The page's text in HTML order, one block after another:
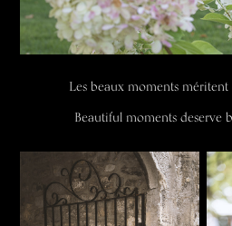
Les beaux moments
Beautiful moments deserve